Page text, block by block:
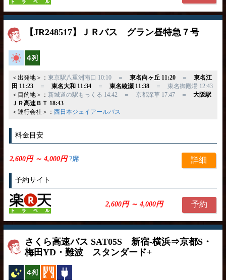
【JR248517】ＪＲバス グラン昼特急７号
高速バス
＜出発地＞： 東京駅八重洲南口 10:10 ＝ 東名向ヶ丘 11:20＝ 東名江
田 11:23＝ 東名大和 11:34＝ 東名綾瀬 11:38＝ 東名御殿場 12:43
＜目的地＞： 新城道の駅もっくる 14:42 ＝ 京都深草 17:47 ＝ 大阪駅
ＪＲ高速ＢＴ 18:43
＜運行会社＞： 西日本ジェイアールバス
料金目安
2,600円 ～ 4,000円?席 詳細
予約サイト
2,600円 ～ 4,000円 予約
さくら高速バス SAT05S 新宿-横浜⇒京都S・
梅田YD・難波 スタンダード+
夜行バス
横4列 カーテン